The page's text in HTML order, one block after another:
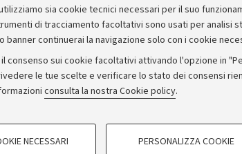
sia cookie tecnici necessari per il suo
di tracciamento facoltativi sono usati per analisi
banner continuerai la navigazione solo con i cookie
consenso sui cookie facoltativi attivando l'opzione in
le tue scelte e verificare lo stato dei consensi
consulta la nostra Cookie policy.
- FACOLTATIVI
NECESSARI PERSONALIZZA COOKIE
generale
Piano strategico
Bilanci
Donazioni e 5x1000
Merchandising -